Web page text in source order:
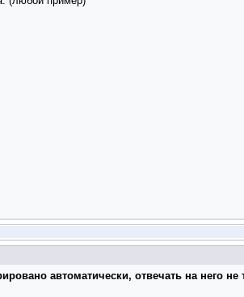
автоматически, отвечать на него не